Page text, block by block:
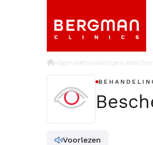
›Ogen›Behandelingen›
Voorlezen